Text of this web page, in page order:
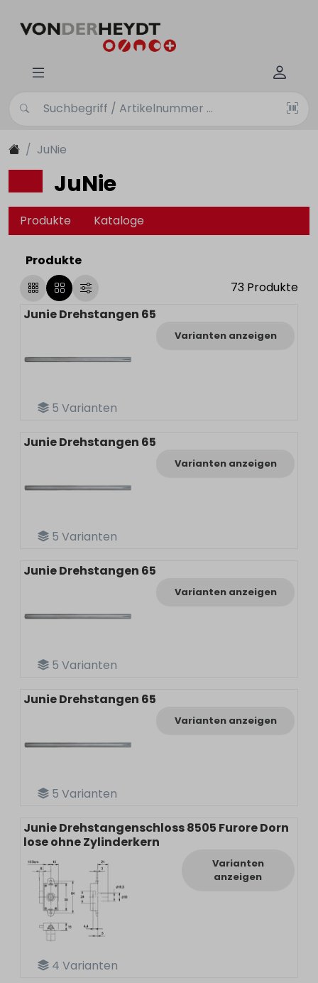
JuNie
JuNie
Produkte Kataloge
Produkte
73 Produkte
5 Varianten
Junie Drehstangen 65
Varianten anzeigen
5 Varianten
Junie Drehstangen 65
Varianten anzeigen
5 Varianten
Junie Drehstangen 65
Varianten anzeigen
5 Varianten
Junie Drehstangen 65
Varianten anzeigen
4 Varianten
Junie Drehstangenschloss 8505 Furore Dorn
lose ohne Zylinderkern
Varianten
anzeigen